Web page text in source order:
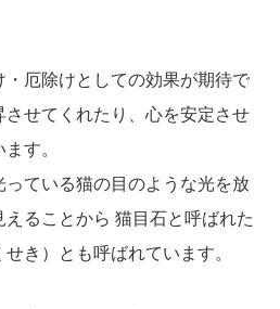
厄除けとしての効果が期待で
させてくれたり、心を安定させ
す。
ている猫の目のような光を放
ることから 猫目石と呼ばれた
き）とも呼ばれています。